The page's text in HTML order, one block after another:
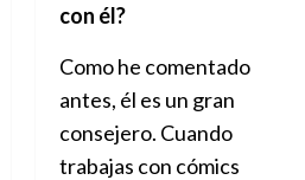
con él?
Como he comentado
antes, él es un gran
consejero. Cuando
trabajas con cómics